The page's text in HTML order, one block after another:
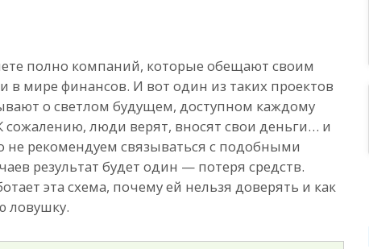
полно компаний, которые обещают своим
мире финансов. И вот один из таких проектов
о светлом будущем, доступном каждому
сожалению, люди верят, вносят свои деньги… и
не рекомендуем связываться с подобными
результат будет один — потеря средств.
эта схема, почему ей нельзя доверять и как
ловушку.